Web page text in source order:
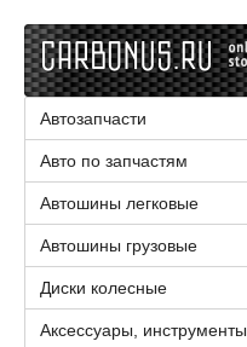
Автозапчасти
Авто по запчастям
Автошины легковые
Автошины грузовые
Диски колесные
Аксессуары, инструменты